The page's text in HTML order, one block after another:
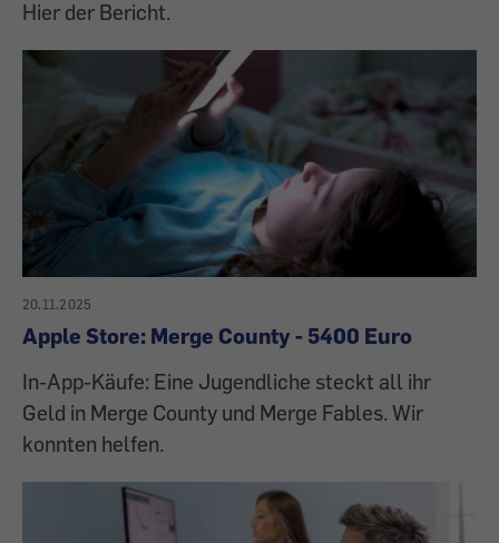
Hier der Bericht.
20.11.2025
Apple Store: Merge County - 5400 Euro
In-App-Käufe: Eine Jugendliche steckt all ihr
Geld in Merge County und Merge Fables. Wir
konnten helfen.